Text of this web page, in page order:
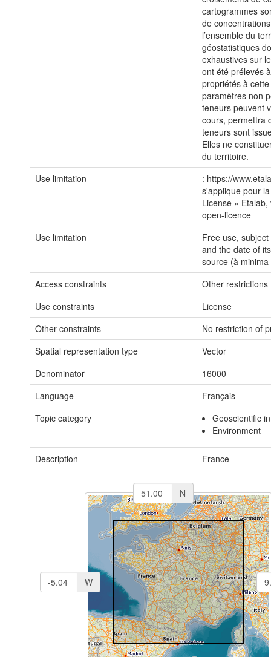
cartogrammes
de
l’ensemble du
géostatistiques
exhaustives sur
ont été prélevés
propriétés à
paramètres non
teneurs peuvent
cours, permettra
teneurs sont
Elles ne
du territoire.
Use limitation
: https://
s'applique pour
License »
open-licence
Use limitation
Free use,
and the date of
source (à
Access constraints
Other restrictions
Use constraints
License
Other constraints
No restriction of
Spatial representation type
Vector
Denominator
16000
Language
Français
Topic category
Geoscientific
Environment
Description France
N
W